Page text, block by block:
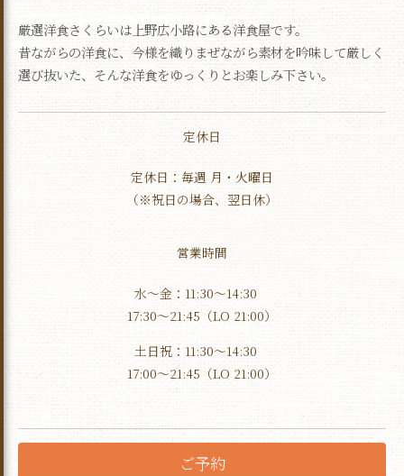
厳選洋食さくらいは上野広小路にある洋食屋です。
昔ながらの洋食に、今様を織りまぜながら素材を吟味して厳しく
選び抜いた、そんな洋食をゆっくりとお楽しみ下さい。
定休日
定休日：毎週 月・火曜日
（※祝日の場合、翌日休）
営業時間
水〜金：11:30〜14:30
17:30〜21:45（LO 21:00）
土日祝：11:30〜14:30
17:00〜21:45（LO 21:00）
ご予約